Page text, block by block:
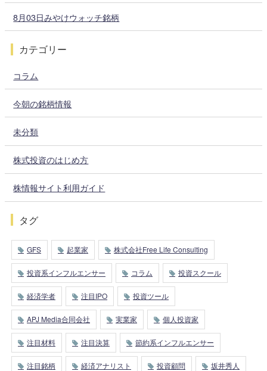
8月03日みやけウォッチ銘柄
カテゴリー
コラム
今朝の銘柄情報
未分類
株式投資のはじめ方
株情報サイト利用ガイド
タグ
GFS 起業家 株式会社Free Life Consulting
投資系インフルエンサー コラム 投資スクール
経済学者 注目IPO 投資ツール
APJ Media合同会社 実業家 個人投資家
注目材料 注目決算 節約系インフルエンサー
注目銘柄 経済アナリスト 投資顧問 坂井秀人